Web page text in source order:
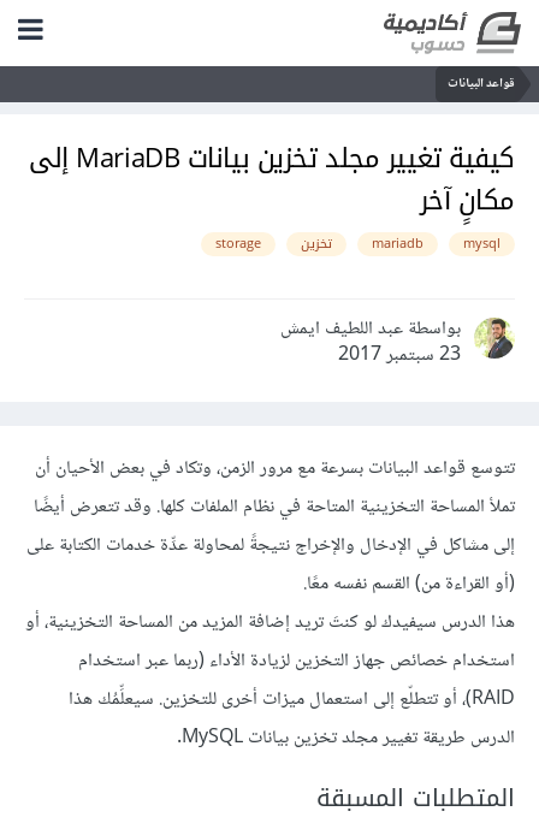
قواعد البيانات
كيفية تغيير مجلد تخزين بيانات MariaDB إلى
مكانٍ آخر
mysql
mariadb تخزين storage
بواسطة عبد اللطيف ايمش
23 سبتمبر 2017
تتوسع قواعد البيانات بسرعة مع مرور الزمن، وتكاد في بعض الأحيان أن
تملأ المساحة التخزينية المتاحة في نظام الملفات كلها. وقد تتعرض أيضًا
إلى مشاكل في الإدخال والإخراج نتيجةً لمحاولة عدِّة خدمات الكتابة على
(أو القراءة من) القسم نفسه معًا.
هذا الدرس سيفيدك لو كنتَ تريد إضافة المزيد من المساحة التخزينية، أو
استخدام خصائص جهاز التخزين لزيادة الأداء (ربما عبر استخدام
RAID)، أو تتطلّع إلى استعمال ميزات أخرى للتخزين. سيعلِّمُك هذا
الدرس طريقة تغيير مجلد تخزين بيانات MySQL.
المتطلبات المسبقة